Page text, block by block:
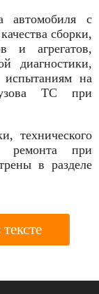
автомобиля с
сборки,
и агрегатов,
диагностики,
испытаниям на
ТС при
технического
ремонта при
в разделе